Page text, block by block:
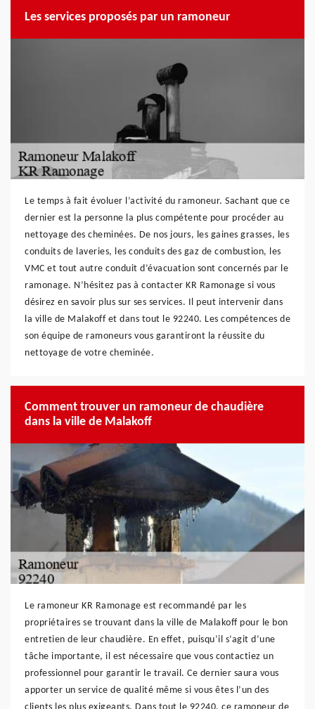
Les services proposés par un ramoneur
Le temps à fait évoluer l’activité du ramoneur. Sachant que ce
dernier est la personne la plus compétente pour procéder au
nettoyage des cheminées. De nos jours, les gaines grasses, les
conduits de laveries, les conduits des gaz de combustion, les
VMC et tout autre conduit d’évacuation sont concernés par le
ramonage. N’hésitez pas à contacter KR Ramonage si vous
désirez en savoir plus sur ses services. Il peut intervenir dans
la ville de Malakoff et dans tout le 92240. Les compétences de
son équipe de ramoneurs vous garantiront la réussite du
nettoyage de votre cheminée.
Comment trouver un ramoneur de chaudière
dans la ville de Malakoff
Le ramoneur KR Ramonage est recommandé par les
propriétaires se trouvant dans la ville de Malakoff pour le bon
entretien de leur chaudière. En effet, puisqu’il s’agit d’une
tâche importante, il est nécessaire que vous contactiez un
professionnel pour garantir le travail. Ce dernier saura vous
apporter un service de qualité même si vous êtes l’un des